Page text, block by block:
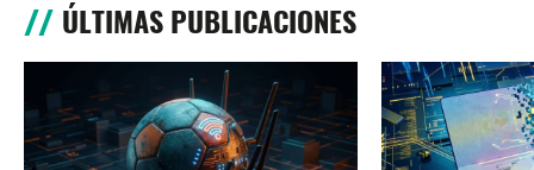
ÚLTIMAS PUBLICACIONES